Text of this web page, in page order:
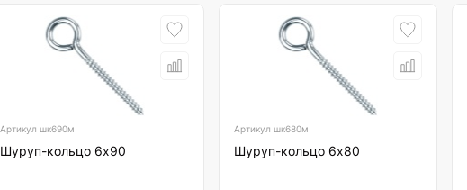
Артикулшк690м
Шуруп-кольцо 6х90
Артикул шк680м
Шуруп-кольцо 6х80